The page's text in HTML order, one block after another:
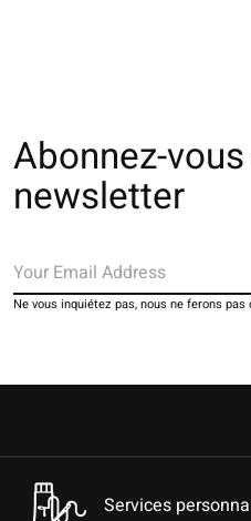
Abonnez-
newsletter
Ne vous inquiétez pas, nous ne ferons pas
Services